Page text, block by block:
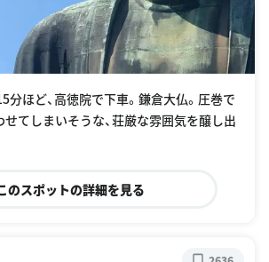
分ほど、高徳院で下車。鎌倉大仏。圧巻で
せてしまいそうな、荘厳な雰囲気を醸し出
のスポットの詳細を見る